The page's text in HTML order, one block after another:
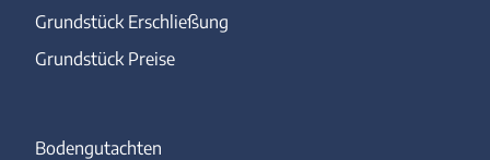
Grundstück Erschließung
Grundstück Preise
Bodengutachten